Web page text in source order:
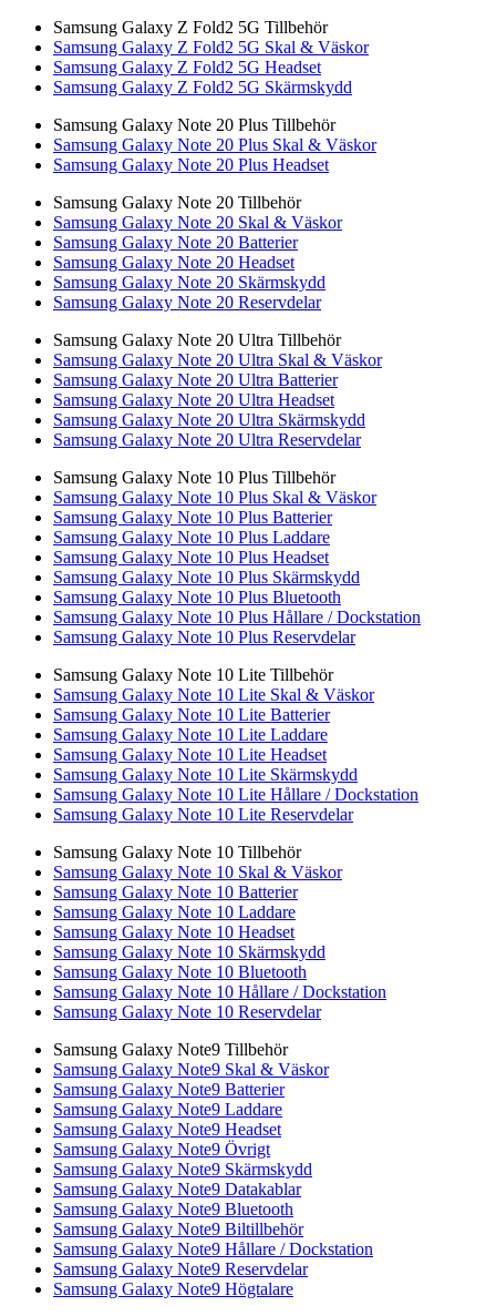
Samsung Galaxy Z Fold2 5G Tillbehör
Samsung Galaxy Z Fold2 5G Skal & Väskor
Samsung Galaxy Z Fold2 5G Headset
Samsung Galaxy Z Fold2 5G Skärmskydd
Samsung Galaxy Note 20 Plus Tillbehör
Samsung Galaxy Note 20 Plus Skal & Väskor
Samsung Galaxy Note 20 Plus Headset
Samsung Galaxy Note 20 Tillbehör
Samsung Galaxy Note 20 Skal & Väskor
Samsung Galaxy Note 20 Batterier
Samsung Galaxy Note 20 Headset
Samsung Galaxy Note 20 Skärmskydd
Samsung Galaxy Note 20 Reservdelar
Samsung Galaxy Note 20 Ultra Tillbehör
Samsung Galaxy Note 20 Ultra Skal & Väskor
Samsung Galaxy Note 20 Ultra Batterier
Samsung Galaxy Note 20 Ultra Headset
Samsung Galaxy Note 20 Ultra Skärmskydd
Samsung Galaxy Note 20 Ultra Reservdelar
Samsung Galaxy Note 10 Plus Tillbehör
Samsung Galaxy Note 10 Plus Skal & Väskor
Samsung Galaxy Note 10 Plus Batterier
Samsung Galaxy Note 10 Plus Laddare
Samsung Galaxy Note 10 Plus Headset
Samsung Galaxy Note 10 Plus Skärmskydd
Samsung Galaxy Note 10 Plus Bluetooth
Samsung Galaxy Note 10 Plus Hållare / Dockstation
Samsung Galaxy Note 10 Plus Reservdelar
Samsung Galaxy Note 10 Lite Tillbehör
Samsung Galaxy Note 10 Lite Skal & Väskor
Samsung Galaxy Note 10 Lite Batterier
Samsung Galaxy Note 10 Lite Laddare
Samsung Galaxy Note 10 Lite Headset
Samsung Galaxy Note 10 Lite Skärmskydd
Samsung Galaxy Note 10 Lite Hållare / Dockstation
Samsung Galaxy Note 10 Lite Reservdelar
Samsung Galaxy Note 10 Tillbehör
Samsung Galaxy Note 10 Skal & Väskor
Samsung Galaxy Note 10 Batterier
Samsung Galaxy Note 10 Laddare
Samsung Galaxy Note 10 Headset
Samsung Galaxy Note 10 Skärmskydd
Samsung Galaxy Note 10 Bluetooth
Samsung Galaxy Note 10 Hållare / Dockstation
Samsung Galaxy Note 10 Reservdelar
Samsung Galaxy Note9 Tillbehör
Samsung Galaxy Note9 Skal & Väskor
Samsung Galaxy Note9 Batterier
Samsung Galaxy Note9 Laddare
Samsung Galaxy Note9 Headset
Samsung Galaxy Note9 Övrigt
Samsung Galaxy Note9 Skärmskydd
Samsung Galaxy Note9 Datakablar
Samsung Galaxy Note9 Bluetooth
Samsung Galaxy Note9 Biltillbehör
Samsung Galaxy Note9 Hållare / Dockstation
Samsung Galaxy Note9 Reservdelar
Samsung Galaxy Note9 Högtalare